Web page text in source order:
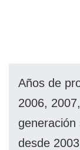
Años de
2006,
generación
desde